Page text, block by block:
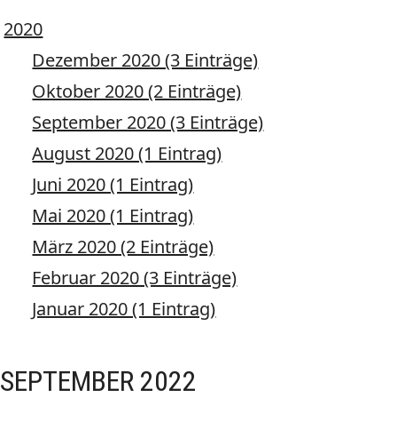
2020
Dezember 2020 (3 Einträge)
Oktober 2020 (2 Einträge)
September 2020 (3 Einträge)
August 2020 (1 Eintrag)
Juni 2020 (1 Eintrag)
Mai 2020 (1 Eintrag)
März 2020 (2 Einträge)
Februar 2020 (3 Einträge)
Januar 2020 (1 Eintrag)
SEPTEMBER 2022